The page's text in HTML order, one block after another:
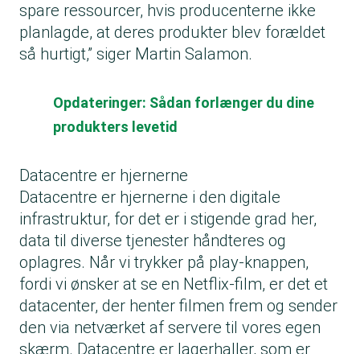
spare ressourcer, hvis producenterne ikke
planlagde, at deres produkter blev forældet
så hurtigt,” siger Martin Salamon.
Opdateringer: Sådan forlænger du dine
produkters levetid
Datacentre er hjernerne
Datacentre er hjernerne i den digitale
infrastruktur, for det er i stigende grad her,
data til diverse tjenester håndteres og
oplagres. Når vi trykker på play-knappen,
fordi vi ønsker at se en Netflix-film, er det et
datacenter, der henter filmen frem og sender
den via netværket af servere til vores egen
skærm. Datacentre er lagerhaller, som er